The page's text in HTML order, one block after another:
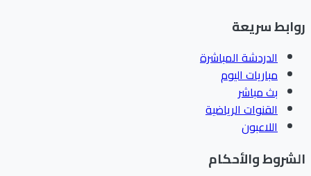
سريعة
الدردشة المباشرة
مباريات اليوم
بث مباشر
القنوات الرياضية
اللاعبون
والأحكام